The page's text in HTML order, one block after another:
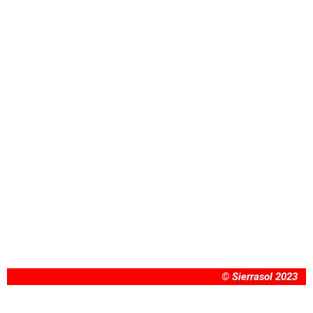
© Sierrasol 2023